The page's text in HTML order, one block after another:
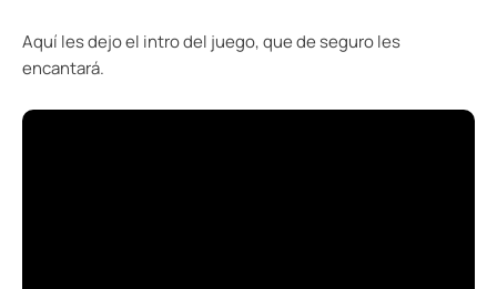
Aquí les dejo el intro del juego, que de seguro les
encantará.